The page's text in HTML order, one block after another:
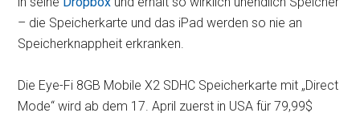
– die Speicherkarte und das iPad werden so nie an
Speicherknappheit erkranken.
Die Eye-Fi 8GB Mobile X2 SDHC Speicherkarte mit „Direct
Mode“ wird ab dem 17. April zuerst in USA für 79,99$